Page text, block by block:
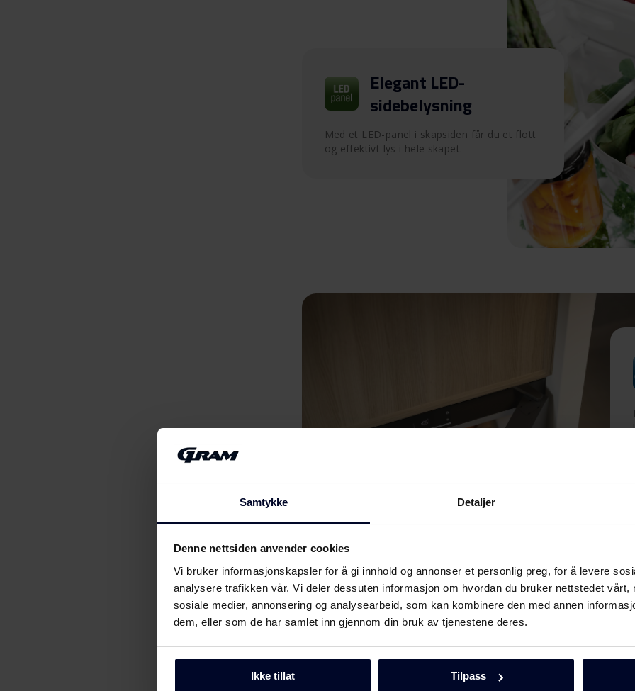
Samtykke Detaljer
Denne nettsiden anvender cookies
Vi bruker informasjonskapsler for å gi innhold og annonser et personlig preg, for å levere
analysere trafikken vår. Vi deler dessuten informasjon om hvordan du bruker nettstedet vårt,
sosiale medier, annonsering og analysearbeid, som kan kombinere den med annen
dem, eller som de har samlet inn gjennom din bruk av tjenestene deres.
Ikke tillat Tilpass
Elegant LED-
sidebelysning
Med et LED-panel i skapsiden får du et flott
og effektivt lys i hele skapet.